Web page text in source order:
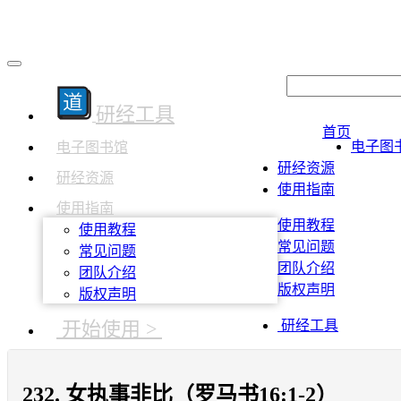
研经工具
电子图书馆
研经资源
使用指南
使用教程
常见问题
团队介绍
版权声明
开始使用 >
首页
电子图
研经资源
使用指南
使用教程
常见问题
团队介绍
版权声明
研经工具
232. 女执事非比（罗马书16:1-2）